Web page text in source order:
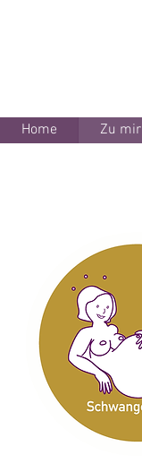
Home Zu mir